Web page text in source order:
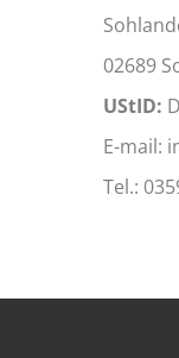
02689
UStID:
E-mail:
Tel.: